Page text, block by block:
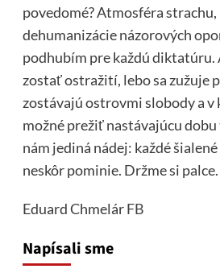
povedomé? Atmosféra
dehumanizácie názorových
podhubím pre každú diktatúru.
zostať ostražití, lebo sa zužuje
zostávajú ostrovmi slobody a v
možné prežiť nastávajúcu
nám jediná nádej: každé
neskôr pominie. Držme si palce.
Eduard ChmelárFB
Napísali sme